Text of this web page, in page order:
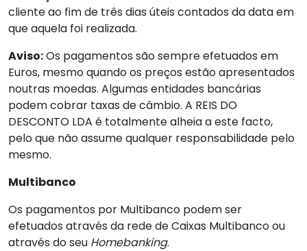
cliente ao fim de três dias úteis contados da data em
que aquela foi realizada.
Aviso:Os pagamentos são sempre efetuados em
Euros, mesmo quando os preços estão apresentados
noutras moedas. Algumas entidades bancárias
podem cobrar taxas de câmbio. A REIS DO
DESCONTO LDA é totalmente alheia a este facto,
pelo que não assume qualquer responsabilidade pelo
mesmo.
Multibanco
Os pagamentos por Multibanco podem ser
efetuados através da rede de Caixas Multibanco ou
através do seu Homebanking.